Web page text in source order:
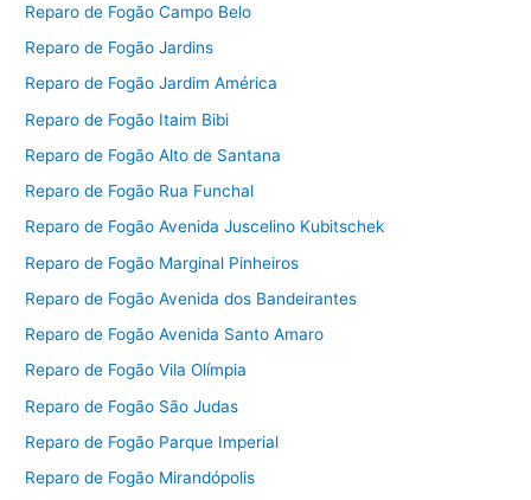
Reparo de Fogão Campo Belo
Reparo de Fogão Jardins
Reparo de Fogão Jardim América
Reparo de Fogão Itaim Bibi
Reparo de Fogão Alto de Santana
Reparo de Fogão Rua Funchal
Reparo de Fogão Avenida Juscelino Kubitschek
Reparo de Fogão Marginal Pinheiros
Reparo de Fogão Avenida dos Bandeirantes
Reparo de Fogão Avenida Santo Amaro
Reparo de Fogão Vila Olímpia
Reparo de Fogão São Judas
Reparo de Fogão Parque Imperial
Reparo de Fogão Mirandópolis